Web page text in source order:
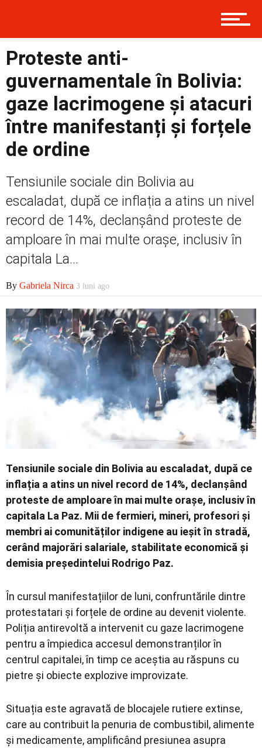
Prima
Politică
Social
Contact
Proteste anti-
guvernamentale în Bolivia:
gaze lacrimogene și atacuri
între manifestanți și forțele
de ordine
Tensiunile sociale din Bolivia au
escaladat, după ce inflația a atins un nivel
record de 14%, declanșând proteste de
amploare în mai multe orașe, inclusiv în
capitala La...
By Gabriela Nirca 3 luni ago
Tensiunile sociale din Bolivia au escaladat, după ce
inflația a atins un nivel record de 14%, declanșând
proteste de amploare în mai multe orașe, inclusiv în
capitala La Paz. Mii de fermieri, mineri, profesori și
membri ai comunităților indigene au ieșit în stradă,
cerând majorări salariale, stabilitate economică și
demisia președintelui Rodrigo Paz.
În cursul manifestațiilor de luni, confruntările dintre
protestatari și forțele de ordine au devenit violente.
Poliția antirevoltă a intervenit cu gaze lacrimogene
pentru a împiedica accesul demonstranților în
centrul capitalei, în timp ce aceștia au răspuns cu
pietre și obiecte explozive improvizate.
Situația este agravată de blocajele rutiere extinse,
care au contribuit la penuria de combustibil, alimente
și medicamente, amplificând presiunea asupra